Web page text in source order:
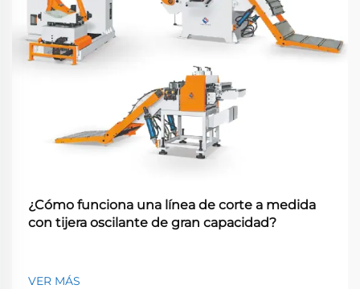
¿Cómo funciona una línea de corte a medida
con tijera oscilante de gran capacidad?
VER MÁS